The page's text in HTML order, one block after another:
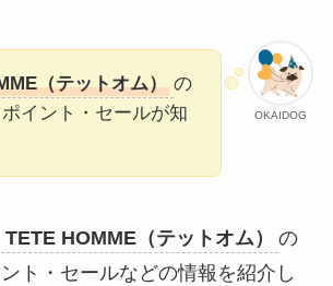
OKAIDOG
（テットオム） の
イント・セールが知
TETE HOMME（テットオム）
の
ト・セールなどの情報を紹介し